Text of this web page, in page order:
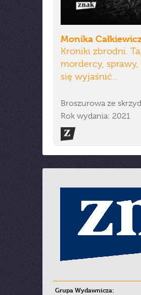
Monika
Kroniki zbrodni.
mordercy,
się wyjaśnić...
Broszurowa ze
Rok wydania: 2021
Grupa Wydawnicza: